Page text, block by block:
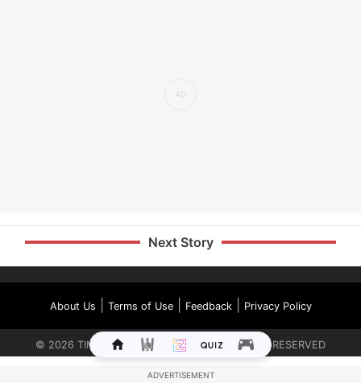
Next Story
About Us Terms of Use| Feedback| Privacy Policy
© 2026 TIMES INTERNET LIMITED. ALL RIGHTS RESERVED